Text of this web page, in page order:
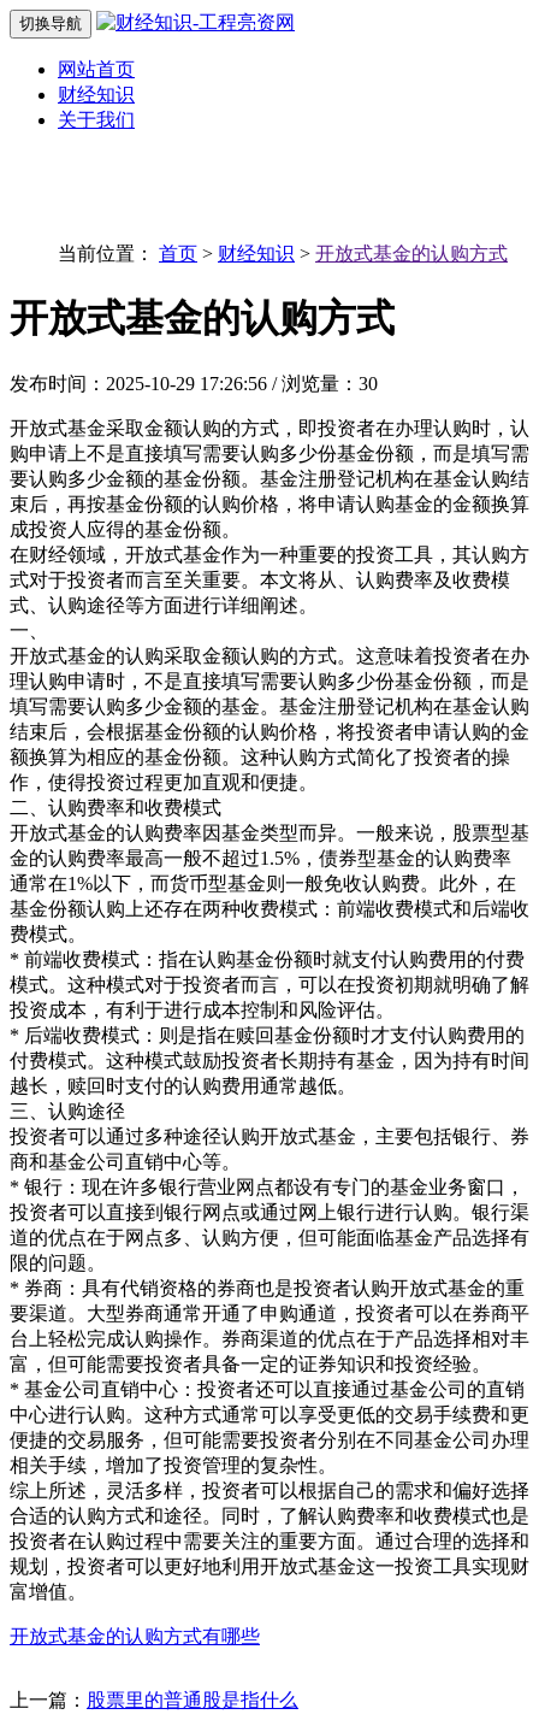
切换导航
网站首页
财经知识
关于我们
当前位置： 首页 > 财经知识 > 开放式基金的认购方式
开放式基金的认购方式
发布时间：2025-10-29 17:26:56 / 浏览量：30
开放式基金采取金额认购的方式，即投资者在办理认购时，认
购申请上不是直接填写需要认购多少份基金份额，而是填写需
要认购多少金额的基金份额。基金注册登记机构在基金认购结
束后，再按基金份额的认购价格，将申请认购基金的金额换算
成投资人应得的基金份额。
在财经领域，开放式基金作为一种重要的投资工具，其认购方
式对于投资者而言至关重要。本文将从、认购费率及收费模
式、认购途径等方面进行详细阐述。
一、
开放式基金的认购采取金额认购的方式。这意味着投资者在办
理认购申请时，不是直接填写需要认购多少份基金份额，而是
填写需要认购多少金额的基金。基金注册登记机构在基金认购
结束后，会根据基金份额的认购价格，将投资者申请认购的金
额换算为相应的基金份额。这种认购方式简化了投资者的操
作，使得投资过程更加直观和便捷。
二、认购费率和收费模式
开放式基金的认购费率因基金类型而异。一般来说，股票型基
金的认购费率最高一般不超过1.5%，债券型基金的认购费率
通常在1%以下，而货币型基金则一般免收认购费。此外，在
基金份额认购上还存在两种收费模式：前端收费模式和后端收
费模式。
* 前端收费模式：指在认购基金份额时就支付认购费用的付费
模式。这种模式对于投资者而言，可以在投资初期就明确了解
投资成本，有利于进行成本控制和风险评估。
* 后端收费模式：则是指在赎回基金份额时才支付认购费用的
付费模式。这种模式鼓励投资者长期持有基金，因为持有时间
越长，赎回时支付的认购费用通常越低。
三、认购途径
投资者可以通过多种途径认购开放式基金，主要包括银行、券
商和基金公司直销中心等。
* 银行：现在许多银行营业网点都设有专门的基金业务窗口，
投资者可以直接到银行网点或通过网上银行进行认购。银行渠
道的优点在于网点多、认购方便，但可能面临基金产品选择有
限的问题。
* 券商：具有代销资格的券商也是投资者认购开放式基金的重
要渠道。大型券商通常开通了申购通道，投资者可以在券商平
台上轻松完成认购操作。券商渠道的优点在于产品选择相对丰
富，但可能需要投资者具备一定的证券知识和投资经验。
* 基金公司直销中心：投资者还可以直接通过基金公司的直销
中心进行认购。这种方式通常可以享受更低的交易手续费和更
便捷的交易服务，但可能需要投资者分别在不同基金公司办理
相关手续，增加了投资管理的复杂性。
综上所述，灵活多样，投资者可以根据自己的需求和偏好选择
合适的认购方式和途径。同时，了解认购费率和收费模式也是
投资者在认购过程中需要关注的重要方面。通过合理的选择和
规划，投资者可以更好地利用开放式基金这一投资工具实现财
富增值。
开放式基金的认购方式有哪些
上一篇： 股票里的普通股是指什么